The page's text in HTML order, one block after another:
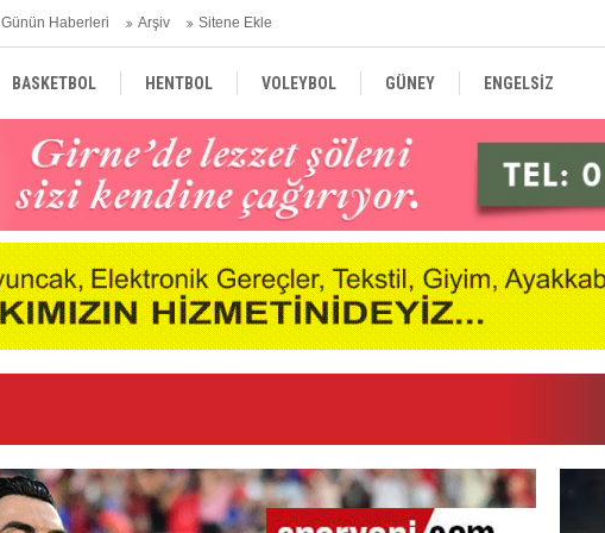
Günün Haberleri Arşiv Sitene Ekle
BASKETBOL HENTBOL VOLEYBOL GÜNEY ENGELSİZ
AVRUPA DÜNYA